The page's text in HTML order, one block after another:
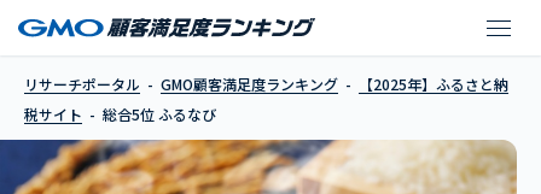
リサーチポータル GMO顧客満足度ランキング
【2025年】ふるさと納
税サイト
総合5位 ふるなび